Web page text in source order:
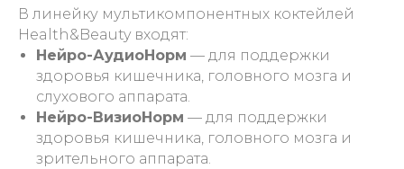
В линейку мультикомпонентных коктейлей
Health&Beauty входят:
Нейро-АудиоНорм — для поддержки
здоровья кишечника, головного мозга и
слухового аппарата.
Нейро-ВизиоНорм — для поддержки
здоровья кишечника, головного мозга и
зрительного аппарата.